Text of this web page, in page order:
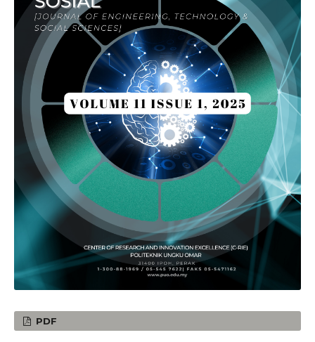
PDF